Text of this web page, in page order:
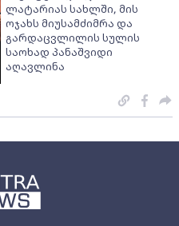
ლატარიას სახლში, მის
ოჯახს მიუსამძიმრა და
გარდაცვლილის სულის
საოხად პანაშვიდი
აღავლინა